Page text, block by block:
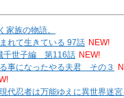
家族の物語。
れて生きている 97話 NEW!
世子編 第116話 NEW!
事になったやる夫君 その３
代忍者は万能ゆえに異世界迷